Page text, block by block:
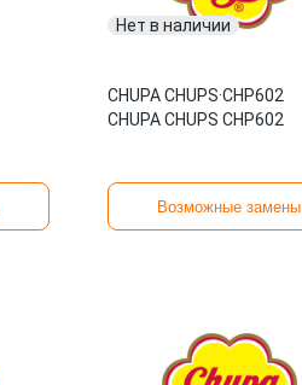
Нет в наличии
CHUPA CHUPS·CHP602
CHUPA CHUPS CHP602
Возможные замены